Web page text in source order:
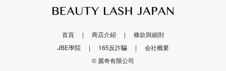
首頁 商店介紹
條款與細則
JBE學院
165反詐騙
会社概要
© 麗奇有限公司